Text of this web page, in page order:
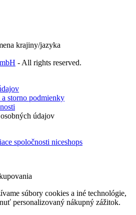
krajiny/jazyka
- All rights reserved.
storno podmienky
údajov
spoločnosti niceshops
súbory cookies a iné technológie,
personalizovaný nákupný zážitok.